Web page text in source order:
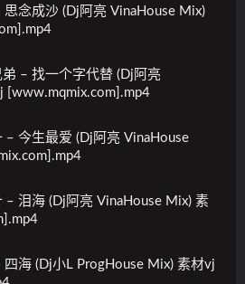
思念成沙 (Dj阿亮 VinaHouse Mix)
弟 – 找一个字代替 (Dj阿亮
[www.mqmix.com].mp4
– 今生最爱 (Dj阿亮 VinaHouse
– 泪海 (Dj阿亮 VinaHouse Mix) 素
四海 (Dj小L ProgHouse Mix) 素材vj